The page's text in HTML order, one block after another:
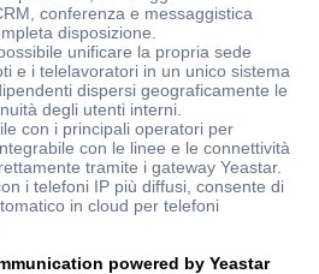
conferenza e messaggistica
disposizione.
unificare la propria sede
e i telelavoratori in un unico sistema
dispersi geograficamente le
degli utenti interni.
con i principali operatori per
con le linee e le connettività
tramite i gateway Yeastar.
i telefoni IP più diffusi, consente di
in cloud per telefoni
powered by Yeastar